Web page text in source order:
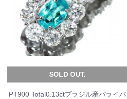
SOLD OUT.
PT900 Total0.13ctブラジル産パライバ